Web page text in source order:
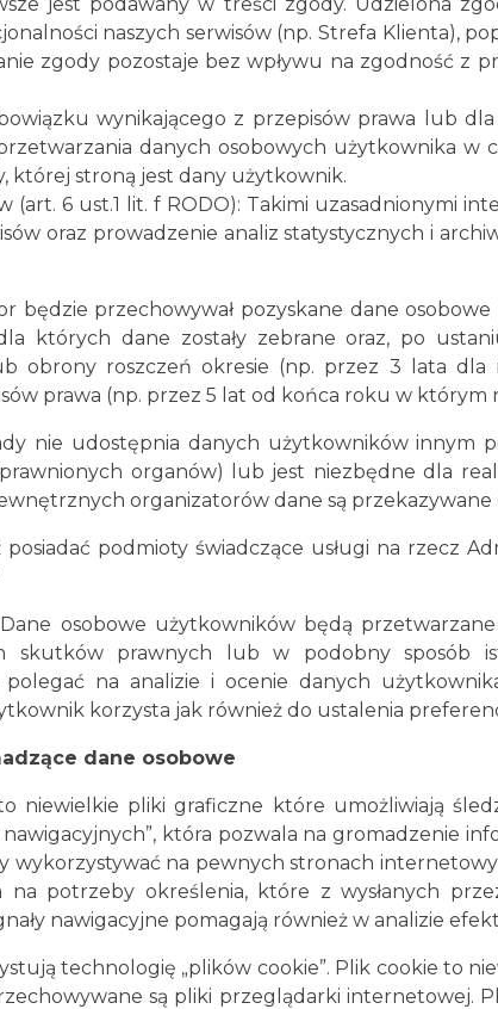
naszych serwisów (np. Strefa Klienta),
zgody pozostaje bez wpływu na zgodność
wynikającego z przepisów prawa lub
danych osobowych użytkownika w
której stroną jest dany użytkownik.
(art. 6 ust.1 lit. f RODO): Takimi uzasadnionymi
oraz prowadzenie analiz statystycznych i
będzie przechowywał pozyskane dane
których dane zostały zebrane oraz, po
obrony roszczeń okresie (np. przez 3 lata dla
prawa (np. przez 5 lat od końca roku w którym
nie udostępnia danych użytkowników innym
organów) lub jest niezbędne dla
organizatorów dane są
podmioty świadczące usługi na rzecz
Dane osobowe użytkowników będą
skutków prawnych lub w podobny sposób
na analizie i ocenie danych
korzysta jak również do ustalenia
dane osobowe
niewielkie pliki graficzne które umożliwiają
która pozwala na gromadzenie
wykorzystywać na pewnych stronach
na potrzeby określenia, które z wysłanych
nawigacyjne pomagają również w analizie
technologię „plików cookie”. Plik cookie to
są pliki przeglądarki internetowej.